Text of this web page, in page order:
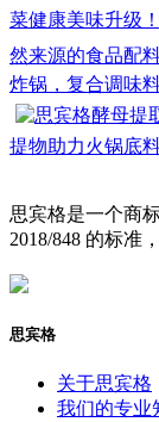
菜健康美味升级！
然来源的食品配
炸锅，复合调味
提物助力火锅底
思宾格是一个商
2018/848 的标准
思宾格
关于思宾格
我们的专业